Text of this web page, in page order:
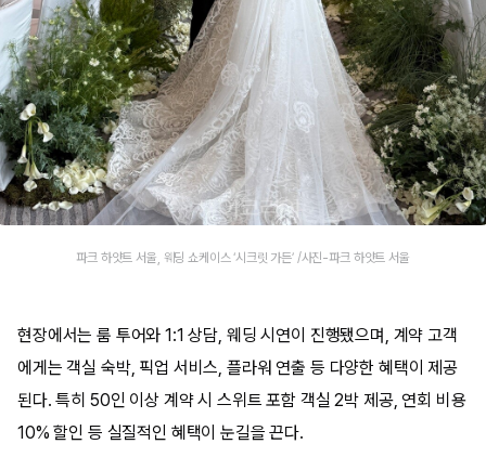
파크 하얏트 서울, 웨딩 쇼케이스 ‘시크릿 가든’ /사진-파크 하얏트 서울
현장에서는 룸 투어와 1:1 상담, 웨딩 시연이 진행됐으며, 계약 고객
에게는 객실 숙박, 픽업 서비스, 플라워 연출 등 다양한 혜택이 제공
된다. 특히 50인 이상 계약 시 스위트 포함 객실 2박 제공, 연회 비용
10% 할인 등 실질적인 혜택이 눈길을 끈다.